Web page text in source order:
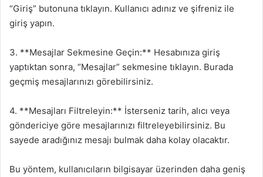
“Giriş” butonuna tıklayın. Kullanıcı adınız ve şifreniz ile
giriş yapın.
3. **Mesajlar Sekmesine Geçin:** Hesabınıza giriş
yaptıktan sonra, “Mesajlar” sekmesine tıklayın. Burada
geçmiş mesajlarınızı görebilirsiniz.
4. **Mesajları Filtreleyin:** İsterseniz tarih, alıcı veya
göndericiye göre mesajlarınızı filtreleyebilirsiniz. Bu
sayede aradığınız mesajı bulmak daha kolay olacaktır.
Bu yöntem, kullanıcıların bilgisayar üzerinden daha geniş